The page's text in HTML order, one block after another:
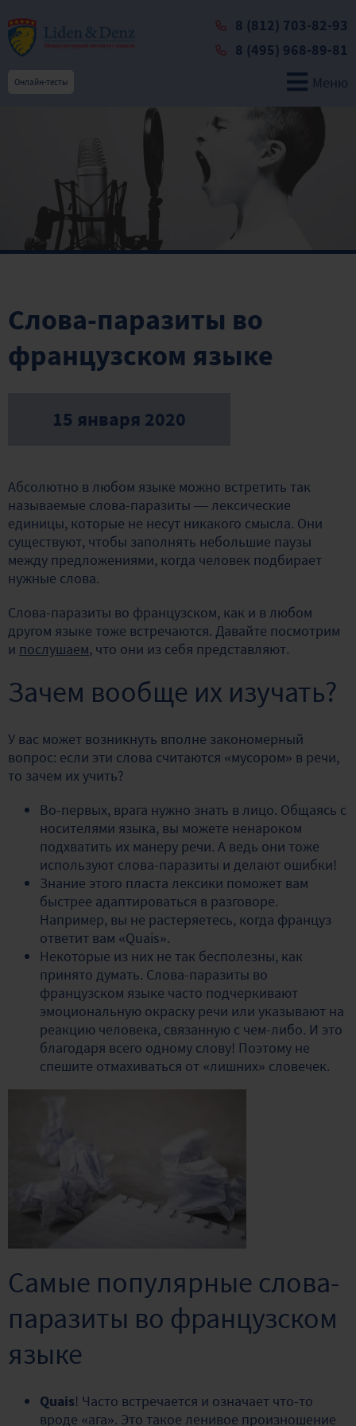
8 (812) 703-82-93
8 (495) 968-89-81
Онлайн-тесты Меню
Слова-паразиты во
французском языке
15 января 2020
Абсолютно в любом языке можно встретить так
называемые слова-паразиты — лексические
единицы, которые не несут никакого смысла. Они
существуют, чтобы заполнять небольшие паузы
между предложениями, когда человек подбирает
нужные слова.
Слова-паразиты во французском, как и в любом
другом языке тоже встречаются. Давайте посмотрим
и послушаем, что они из себя представляют.
Зачем вообще их изучать?
У вас может возникнуть вполне закономерный
вопрос: если эти слова считаются «мусором» в речи,
то зачем их учить?
Во-первых, врага нужно знать в лицо. Общаясь с
носителями языка, вы можете ненароком
подхватить их манеру речи. А ведь они тоже
используют слова-паразиты и делают ошибки!
Знание этого пласта лексики поможет вам
быстрее адаптироваться в разговоре.
Например, вы не растеряетесь, когда француз
ответит вам «Quais».
Некоторые из них не так бесполезны, как
принято думать. Слова-паразиты во
французском языке часто подчеркивают
эмоциональную окраску речи или указывают на
реакцию человека, связанную с чем-либо. И это
благодаря всего одному слову! Поэтому не
спешите отмахиваться от «лишних» словечек.
Самые популярные слова-
паразиты во французском
языке
Quais! Часто встречается и означает что-то
вроде «ага». Это такое ленивое произношение